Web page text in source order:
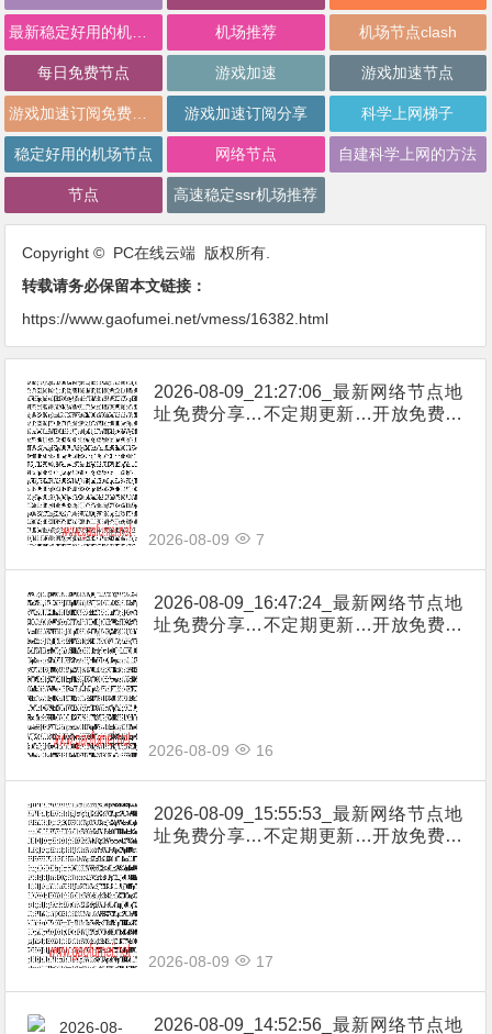
机场推荐 机场节点clash
每日免费节点 游戏加速 游戏加速节点
游戏加速订阅分享 科学上网梯子
稳定好用的机场节点 网络节点 自建科学上网的方法
节点 高速稳定ssr机场推荐
Copyright © PC在线云端 版权所有.
转载请务必保留本文链接：
https://www.gaofumei.net/vmess/16382.html
2026-08-09_21:27:06_最新网络节点地
址免费分享…不定期更新…开放免费分
2026-08-09 7
2026-08-09_16:47:24_最新网络节点地
址免费分享…不定期更新…开放免费分
2026-08-09 16
2026-08-09_15:55:53_最新网络节点地
址免费分享…不定期更新…开放免费分
2026-08-09 17
2026-08-09_14:52:56_最新网络节点地